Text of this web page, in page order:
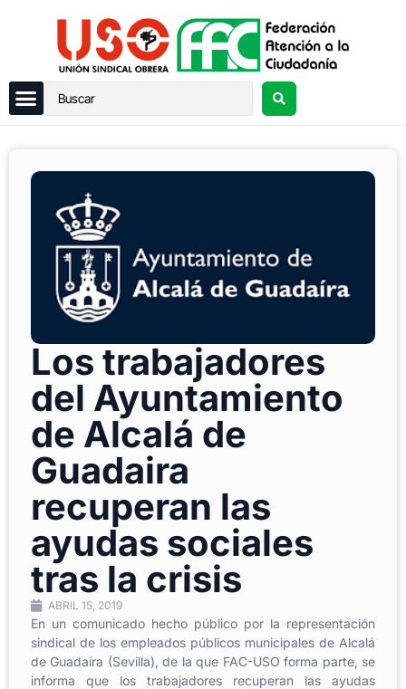
Los trabajadores
del Ayuntamiento
de Alcalá de
Guadaira
recuperan las
ayudas sociales
tras la crisis
ABRIL 15, 2019
En un comunicado hecho público por la representación
sindical de los empleados públicos municipales de Alcalá
de Guadaíra (Sevilla), de la que FAC-USO forma parte, se
informa que los trabajadores recuperan las ayudas